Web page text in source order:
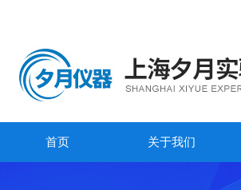
首页 关于我们